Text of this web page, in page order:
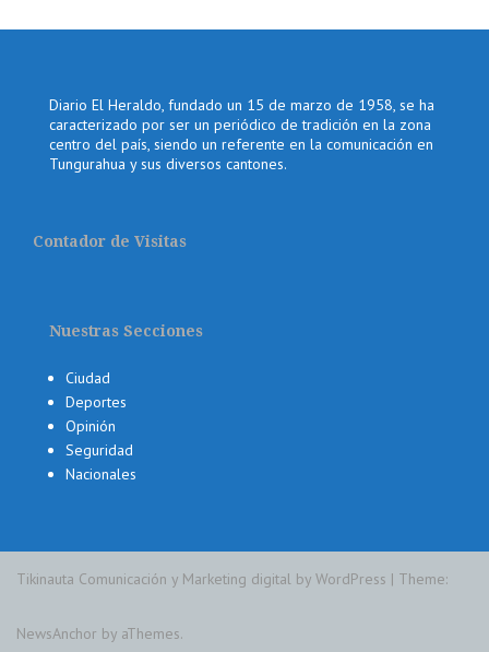
Diario El Heraldo, fundado un 15 de marzo de 1958, se ha
caracterizado por ser un periódico de tradición en la zona
centro del país, siendo un referente en la comunicación en
Tungurahua y sus diversos cantones.
Contador de Visitas
Nuestras Secciones
Ciudad
Deportes
Opinión
Seguridad
Nacionales
Tikinauta Comunicación y Marketing digital by WordPress | Theme:
NewsAnchor by aThemes.